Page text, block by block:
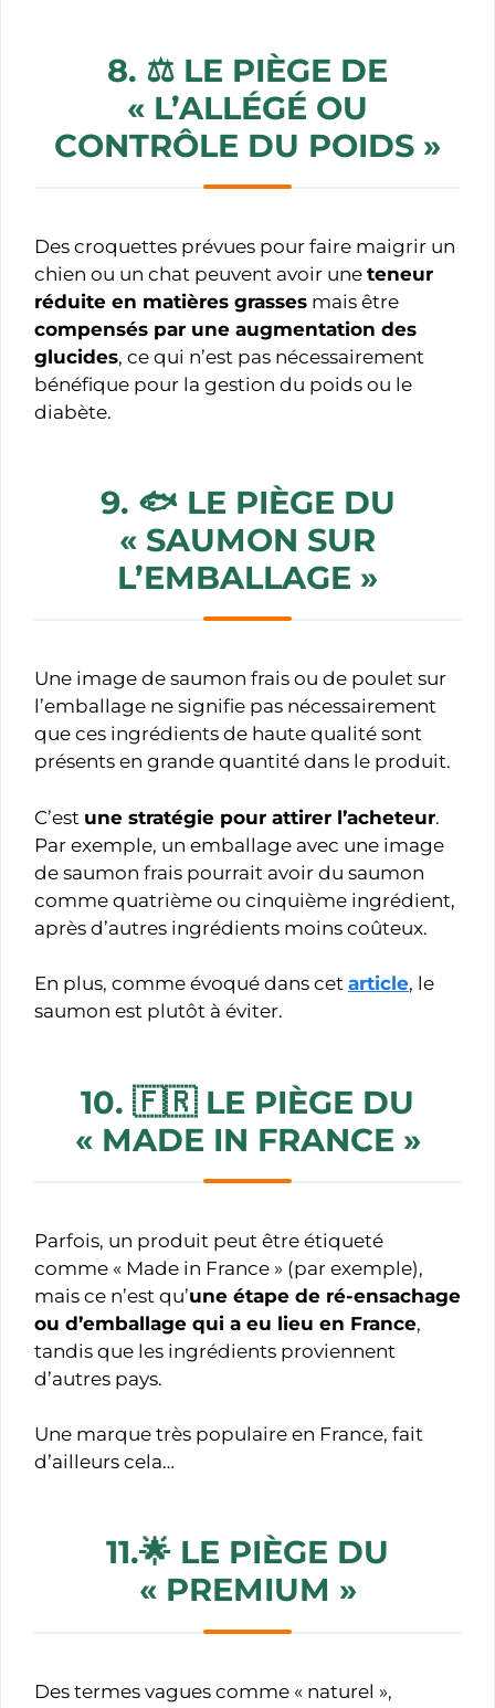
8. ⚖️ LE PIÈGE DE
« L’ALLÉGÉ OU
CONTRÔLE DU POIDS »
Des croquettes prévues pour faire maigrir un
chien ou un chat peuvent avoir une teneur
réduite en matières grasses mais être
compensés par une augmentation des
glucides, ce qui n’est pas nécessairement
bénéfique pour la gestion du poids ou le
diabète.
9. 🐟 LE PIÈGE DU
« SAUMON SUR
L’EMBALLAGE »
Une image de saumon frais ou de poulet sur
l’emballage ne signifie pas nécessairement
que ces ingrédients de haute qualité sont
présents en grande quantité dans le produit.
C’est une stratégie pour attirer l’acheteur.
Par exemple, un emballage avec une image
de saumon frais pourrait avoir du saumon
comme quatrième ou cinquième ingrédient,
après d’autres ingrédients moins coûteux.
En plus, comme évoqué dans cet article, le
saumon est plutôt à éviter.
10. 🇫🇷 LE PIÈGE DU
« MADE IN FRANCE »
Parfois, un produit peut être étiqueté
comme « Made in France » (par exemple),
mais ce n’est qu’une étape de ré-ensachage
ou d’emballage qui a eu lieu en France,
tandis que les ingrédients proviennent
d’autres pays.
Une marque très populaire en France, fait
d’ailleurs cela…
11.🌟 LE PIÈGE DU
« PREMIUM »
Des termes vagues comme « naturel »,